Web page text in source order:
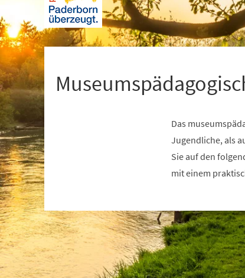
+
1
Das
Jugendliche, als
Sie auf den
mit einem